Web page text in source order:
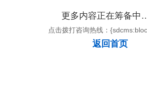
更多内容正在筹备
点击拨打咨询热线：
返回首页